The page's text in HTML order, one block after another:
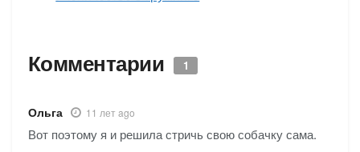
Комментарии 1
Ольга 11 лет ago
Вот поэтому я и решила стричь свою собачку сама.